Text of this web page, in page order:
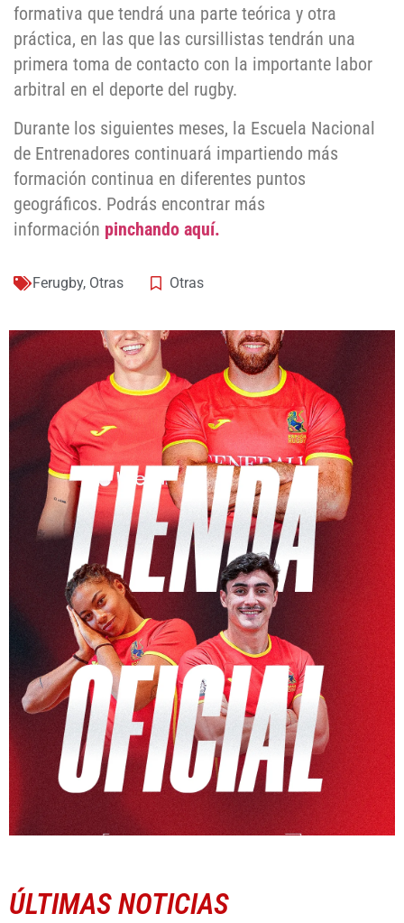
formativa que tendrá una parte teórica y otra
práctica, en las que las cursillistas tendrán una
primera toma de contacto con la importante labor
arbitral en el deporte del rugby.
Durante los siguientes meses, la Escuela Nacional
de Entrenadores continuará impartiendo más
formación continua en diferentes puntos
geográficos. Podrás encontrar más
información pinchando aquí.
Ferugby, Otras Otras
ÚLTIMAS NOTICIAS